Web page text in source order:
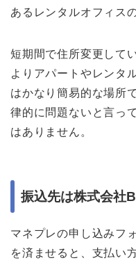
あるレンタルオフィス
短期間で住所変更して
よりアパートやレンタ
はかなり簡易的な場所
律的に問題ないと言っ
はありません。
振込先は株式会社
マネプレの申し込みフ
を済ませると、支払い